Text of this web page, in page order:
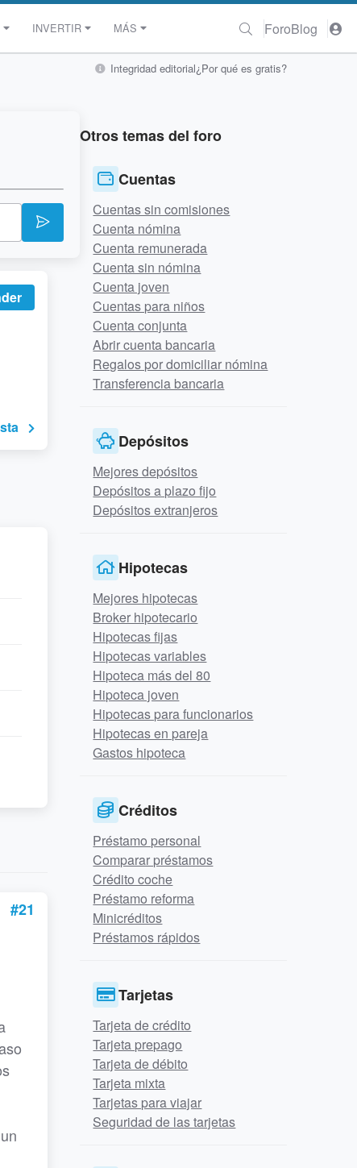
INVERTIR MÁS ForoBlog
Integridad editorial¿Por qué es gratis?
#21
Otros temas del foro
Cuentas
Cuentas sin comisiones
Cuenta nómina
Cuenta remunerada
Cuenta sin nómina
Cuenta joven
Cuentas para niños
Cuenta conjunta
Abrir cuenta bancaria
Regalos por domiciliar nómina
Transferencia bancaria
Depósitos
Mejores depósitos
Depósitos a plazo fijo
Depósitos extranjeros
Hipotecas
Mejores hipotecas
Broker hipotecario
Hipotecas fijas
Hipotecas variables
Hipoteca más del 80
Hipoteca joven
Hipotecas para funcionarios
Hipotecas en pareja
Gastos hipoteca
Créditos
Préstamo personal
Comparar préstamos
Crédito coche
Préstamo reforma
Minicréditos
Préstamos rápidos
Tarjetas
Tarjeta de crédito
Tarjeta prepago
Tarjeta de débito
Tarjeta mixta
Tarjetas para viajar
Seguridad de las tarjetas